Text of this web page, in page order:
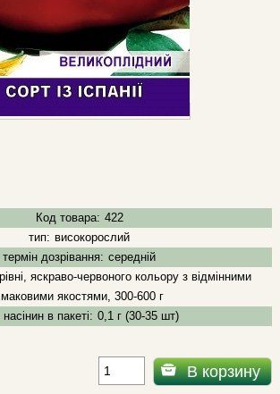
Код товара: 422
тип: високорослий
термін дозрівання: середній
яскраво-червоного кольору з відмінними
якостями, 300-600 г
насінин в пакеті: 0,1 г (30-35 шт)
В корзину